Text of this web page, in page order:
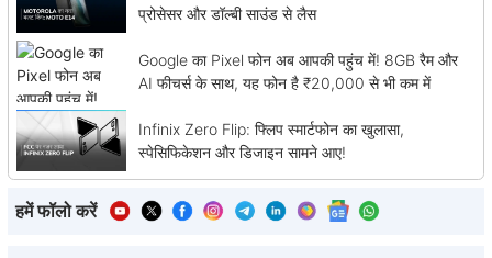
प्रोसेसर और डॉल्बी साउंड से लैस
Google का Pixel फोन अब आपकी पहुंच में! 8GB रैम और
AI फीचर्स के साथ, यह फोन है ₹20,000 से भी कम में
Infinix Zero Flip: फ्लिप स्मार्टफोन का खुलासा,
स्पेसिफिकेशन और डिजाइन सामने आए!
हमें फॉलो करें